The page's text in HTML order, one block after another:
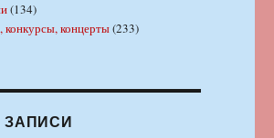
(134)
конкурсы, концерты(233)